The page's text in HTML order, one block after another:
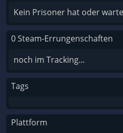
Kein Prisoner hat oder
0 Steam-Errungenschaften
noch im Tracking...
Tags
Plattform